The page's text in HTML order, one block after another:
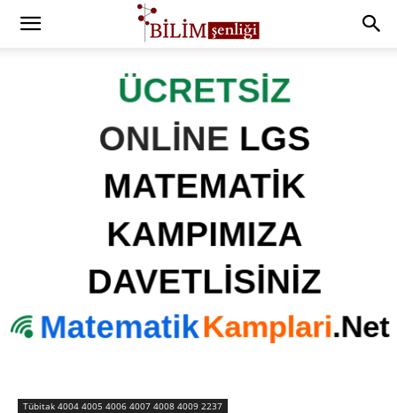
Tübitak 4004 4005 4006 4007 4008 4009 2237